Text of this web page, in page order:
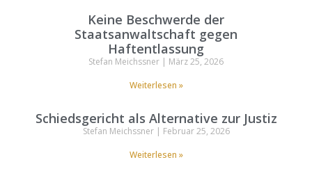
Keine Beschwerde der
Staatsanwaltschaft gegen
Haftentlassung
Stefan Meichssner
März 25, 2026
Weiterlesen »
Schiedsgericht als Alternative zur Justiz
Stefan Meichssner
Februar 25, 2026
Weiterlesen »